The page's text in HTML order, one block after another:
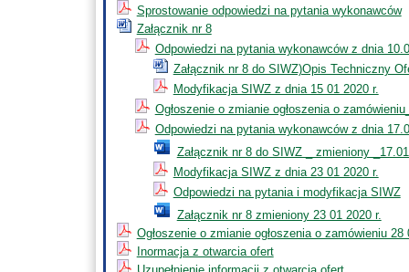
Sprostowanie odpowiedzi na pytania wykonawców
Załącznik nr 8
Odpowiedzi na pytania wykonawców z dnia
Załącznik nr 8 do SIWZ)Opis Techniczny
Modyfikacja SIWZ z dnia 15 01 2020 r.
Ogłoszenie o zmianie ogłoszenia o
Odpowiedzi na pytania wykonawców z dnia
Załącznik nr 8 do SIWZ _ zmieniony
Modyfikacja SIWZ z dnia 23 01 2020 r.
Odpowiedzi na pytania i modyfikacja SIWZ
Załącznik nr 8 zmieniony 23 01 2020 r.
Ogłoszenie o zmianie ogłoszenia o zamówieniu 28
Inormacja z otwarcia ofert